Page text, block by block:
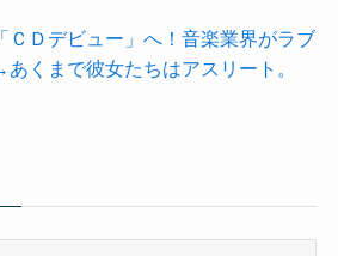
ＣＤデビュー」へ！音楽業界がラブ
くまで彼女たちはアスリート。